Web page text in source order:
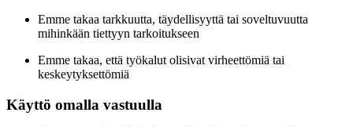
Emme takaa tarkkuutta, täydellisyyttä tai soveltuvuutta
mihinkään tiettyyn tarkoitukseen
Emme takaa, että työkalut olisivat virheettömiä tai
keskeytyksettömiä
Käyttö omalla vastuulla